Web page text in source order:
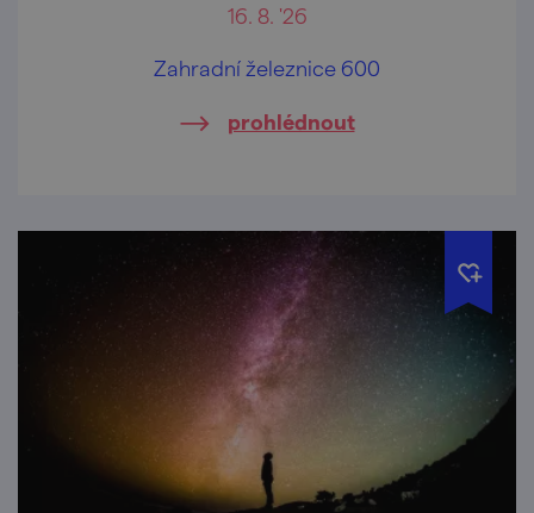
16. 8. '26
Zahradní železnice 600
prohlédnout